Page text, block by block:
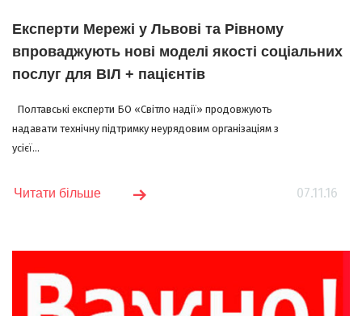
Експерти Мережі у Львові та Рівному
впроваджують нові моделі якості соціальних
послуг для ВІЛ + пацієнтів
Полтавські експерти БО «Світло надії» продовжують
надавати технічну підтримку неурядовим організаціям з
усієї...
07.11.16
Читати більше